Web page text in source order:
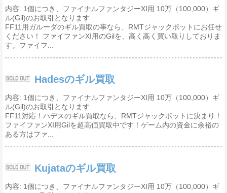
内容: 1個につき、ファイナルファンタジーXI用 10万（100,000）ギ
ル(Gil)のお取引となります
FF11用ガルーダのギル買取の事なら、RMTジャックポットにお任せ
ください！ ファイファンXI用のGilを、高く高く買い取りしておりま
す。ファイフ...
Hadesのギル買取
内容: 1個につき、ファイナルファンタジーXI用 10万（100,000）ギ
ル(Gil)のお取引となります
FF11対応！ハデスのギル買取なら、RMTジャックポットに決まり！
ファイファンXI用Gilを超高価買取中です！ゲーム内の資金に余裕の
ある方はファ...
Kujataのギル買取
内容: 1個につき、ファイナルファンタジーXI用 10万（100,000）ギ